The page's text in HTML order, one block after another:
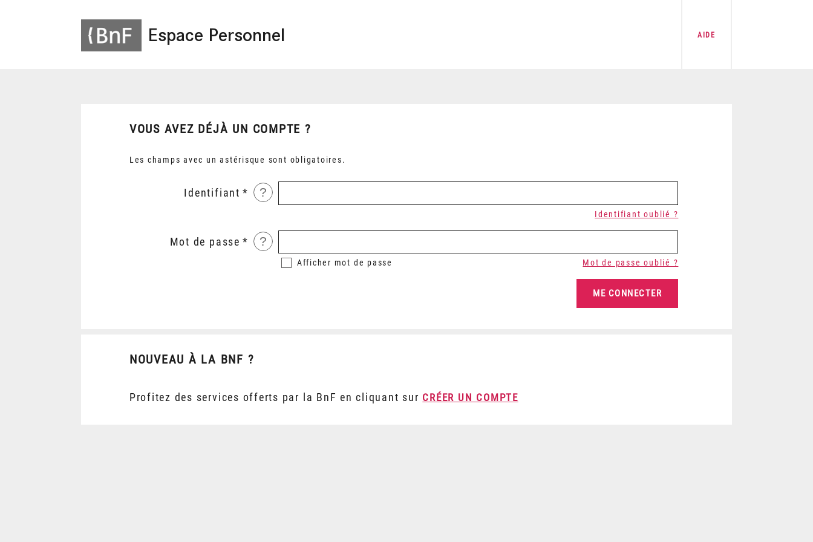
Espace Personnel AIDE
VOUS AVEZ DÉJÀ UN COMPTE ?
Les champs avec un astérisque sont obligatoires.
Identifiant ?
Identifiant oublié ?
Mot de passe ?
Afficher mot de passe Mot de passe oublié ?
NOUVEAU À LA BNF ?
Profitez des services offerts par la BnF en cliquant sur CRÉER UN COMPTE